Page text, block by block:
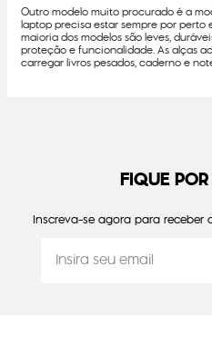
Outro modelo muito procurado é a
laptop precisa estar sempre por perto
maioria dos modelos são leves,
proteção e funcionalidade. As alças
carregar livros pesados, caderno e
FIQUE
Inscreva-se agora para receber